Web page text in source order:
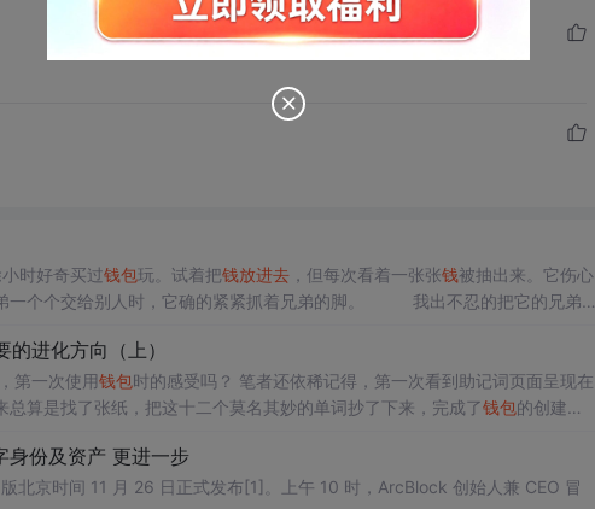
时好奇买过钱包玩。试着把钱放进去，但每次看着一张张钱被抽出来。它伤心
一个个交给别人时，它确的紧紧抓着兄弟的脚。 我出不忍的把它的兄弟
的进化方向（上）
币，第一次使用钱包时的感受吗？ 笔者还依稀记得，第一次看到助记词页面呈现在
算是找了张纸，把这十二个莫名其妙的单词抄了下来，完成了钱包的创建工
事不决问百度，上网一通搜索下来，发现网上给出的标准答案居然是我已经完成的——抄
份及资产 更进一步
北京时间 11 月 26 日正式发布[1]。上午 10 时，ArcBlock 创始人兼 CEO 冒